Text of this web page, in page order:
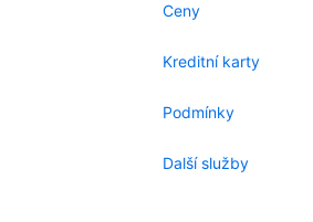
Ceny
Kreditní karty
Podmínky
Další služby